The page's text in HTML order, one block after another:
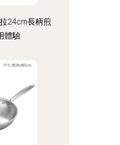
24cm長柄煎
體驗